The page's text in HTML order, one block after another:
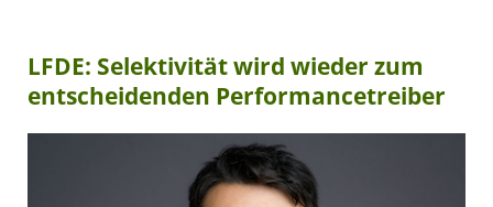
LFDE: Selektivität wird wieder zum
entscheidenden Performancetreiber